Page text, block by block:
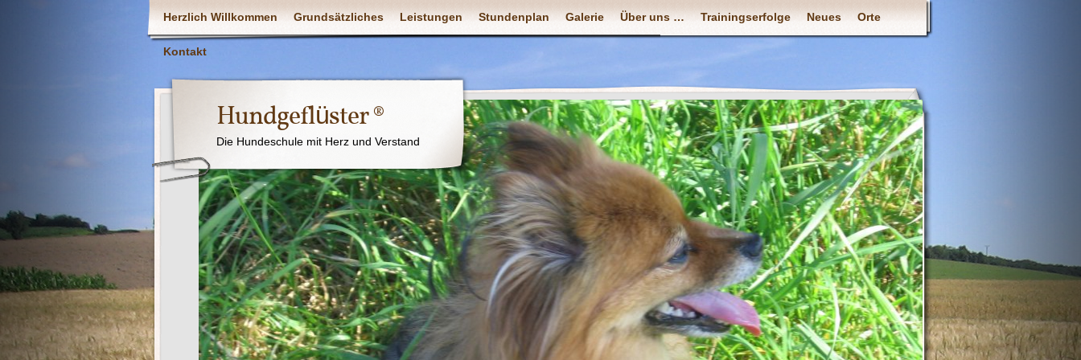
Herzlich Willkommen Grundsätzliches Leistungen Stundenplan Galerie Über uns … Trainingserfolge Neues Orte
Kontakt
Hundgeflüster ®
Die Hundeschule mit Herz und Verstand